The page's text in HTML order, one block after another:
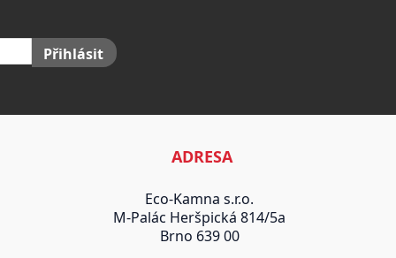
Přihlásit
ADRESA
Eco-Kamna s.r.o.
M-Palác Heršpická 814/5a
Brno 639 00